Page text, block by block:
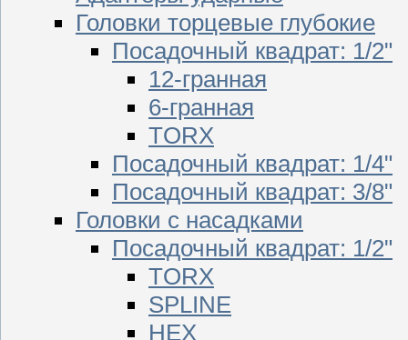
Головки торцевые глубокие
Посадочный квадрат: 1/2"
12-гранная
6-гранная
TORX
Посадочный квадрат: 1/4"
Посадочный квадрат: 3/8"
Головки с насадками
Посадочный квадрат: 1/2"
TORX
SPLINE
HEX